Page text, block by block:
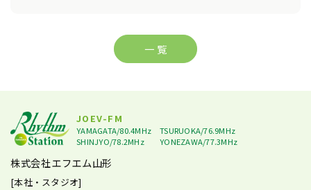
一 覧
JOEV-FM
YAMAGATA/80.4MHz
TSURUOKA/76.9MHz
SHINJYO/78.2MHz
YONEZAWA/77.3MHz
株式会社エフエム山形
[本社・スタジオ]